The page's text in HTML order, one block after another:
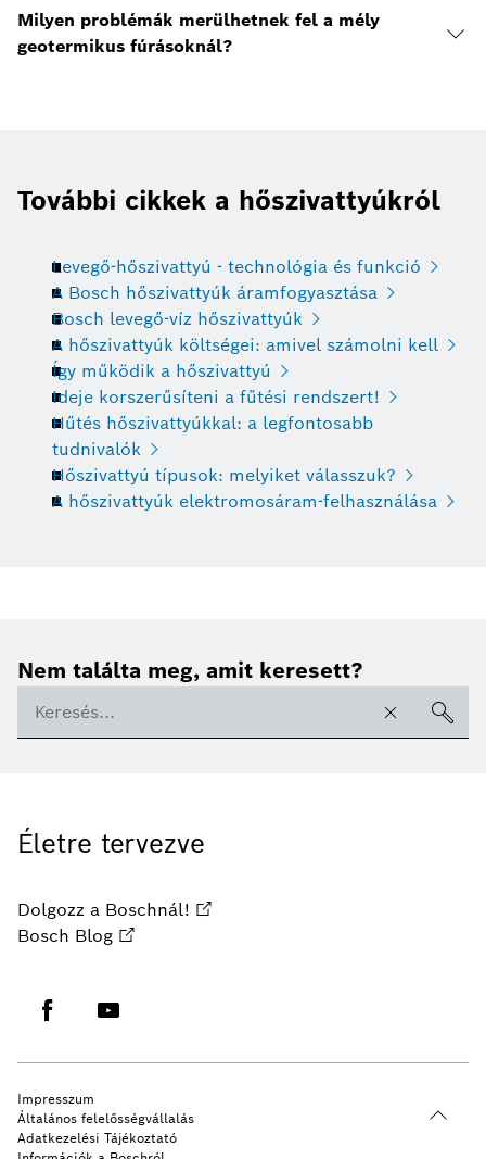
Milyen problémák merülhetnek fel a mély
geotermikus fúrásoknál?
További cikkek a hőszivattyúkról
Levegő-hőszivattyú - technológia és funkció
A Bosch hőszivattyúk áramfogyasztása
Bosch levegő-víz hőszivattyúk
A hőszivattyúk költségei: amivel számolni kell
Így működik a hőszivattyú
Ideje korszerűsíteni a fűtési rendszert!
Hűtés hőszivattyúkkal: a legfontosabb
tudnivalók
Hőszivattyú típusok: melyiket válasszuk?
A hőszivattyúk elektromosáram-felhasználása
Nem találta meg, amit keresett?
Életre tervezve
Dolgozz a Boschnál!
Bosch Blog
Impresszum
Általános felelősségvállalás
Adatkezelési Tájékoztató